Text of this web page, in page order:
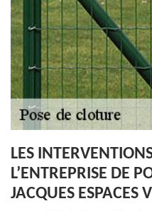
LES
L’ENTREPRISE DE
JACQUES ESPACES